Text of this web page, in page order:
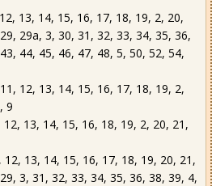
13, 14, 15, 16, 17, 18, 19, 2, 20,
29а, 3, 30, 31, 32, 33, 34, 35, 36,
44, 45, 46, 47, 48, 5, 50, 52, 54,
12, 13, 14, 15, 16, 17, 18, 19, 2,
9
12, 13, 14, 15, 16, 18, 19, 2, 20, 21,
12, 13, 14, 15, 16, 17, 18, 19, 20, 21,
3, 31, 32, 33, 34, 35, 36, 38, 39, 4,